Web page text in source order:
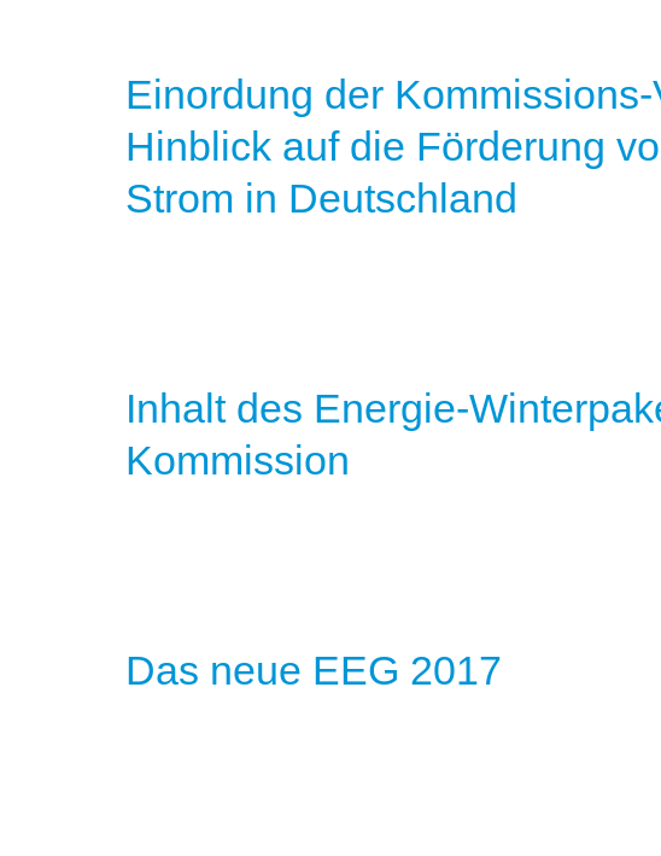
Einordung der
Hinblick auf die Förderung
Strom in Deutschland
Inhalt des Energie-
Kommission
Das neue EEG 2017